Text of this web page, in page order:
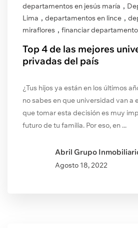
departamentos en jesús maría ,
Lima , departamentos en lince ,
miraflores , financiar departamento
Top 4 de las mejores
privadas del país
¿Tus hijos ya están en los últimos
no sabes en que universidad van a
que tomar esta decisión es muy
futuro de tu familia. Por eso, en ...
Abril Grupo
Agosto 18, 2022